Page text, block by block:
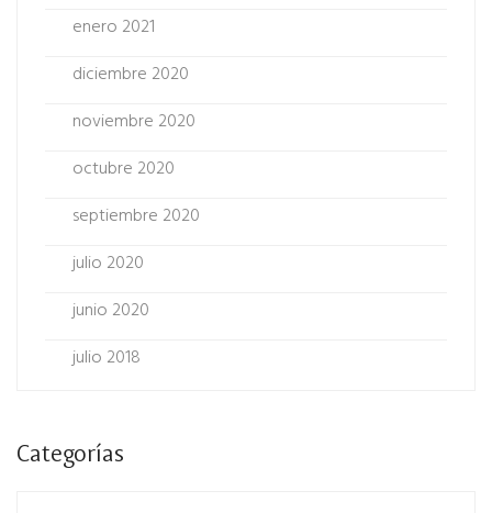
enero 2021
diciembre 2020
noviembre 2020
octubre 2020
septiembre 2020
julio 2020
junio 2020
julio 2018
Categorías